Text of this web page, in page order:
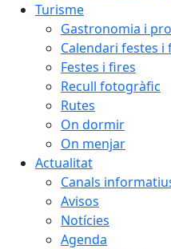
Turisme
Gastronomia i
Calendari festes i
Festes i fires
Recull fotogràfic
Rutes
On dormir
On menjar
Actualitat
Canals
Avisos
Notícies
Agenda